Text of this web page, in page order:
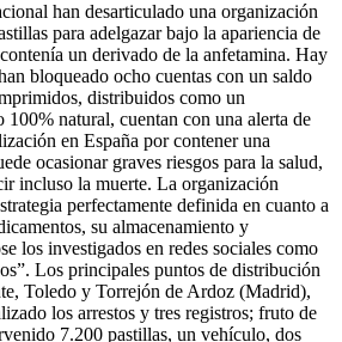
han desarticulado una organización
para adelgazar bajo la apariencia de
un derivado de la anfetamina. Hay
bloqueado ocho cuentas con un saldo
distribuidos como un
natural, cuentan con una alerta de
en España por contener una
ocasionar graves riesgos para la salud,
incluso la muerte. La organización
perfectamente definida en cuanto a
su almacenamiento y
los investigados en redes sociales como
Los principales puntos de distribución
Toledo y Torrejón de Ardoz (Madrid),
los arrestos y tres registros; fruto de
7.200 pastillas, un vehículo, dos